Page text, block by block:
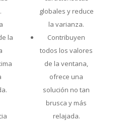
la
globales y reduce
la varianza.
Contribuyen
todos los valores
de la ventana,
ofrece una
solución no tan
brusca y más
relajada.